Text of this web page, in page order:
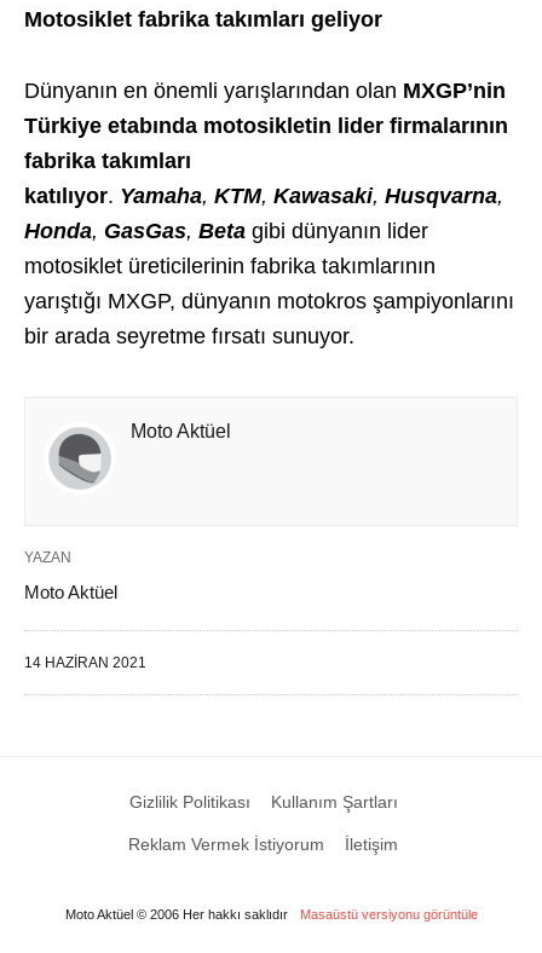
Motosiklet fabrika takımları geliyor
Dünyanın en önemli yarışlarından olan MXGP’nin
Türkiye etabında motosikletin lider firmalarının
fabrika takımları
katılıyor. Yamaha, KTM, Kawasaki, Husqvarna,
Honda, GasGas, Beta gibi dünyanın lider
motosiklet üreticilerinin fabrika takımlarının
yarıştığı MXGP, dünyanın motokros şampiyonlarını
bir arada seyretme fırsatı sunuyor.
Moto Aktüel
YAZAN
Moto Aktüel
14 HAZIRAN 2021
Gizlilik Politikası Kullanım Şartları
Reklam Vermek İstiyorum İletişim
Moto Aktüel © 2006 Her hakkı saklıdır Masaüstü versiyonu görüntüle